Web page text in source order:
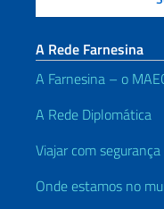
A Rede Farnesina
A Farnesina – o
A Rede Diplomática
Viajar com segurança
Onde estamos no